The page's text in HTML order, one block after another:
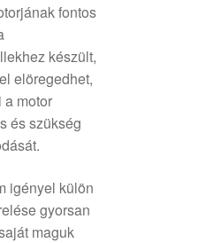
fontos
készült,
elöregedhet,
a motor
és szükség
igényel külön
gyorsan
maguk